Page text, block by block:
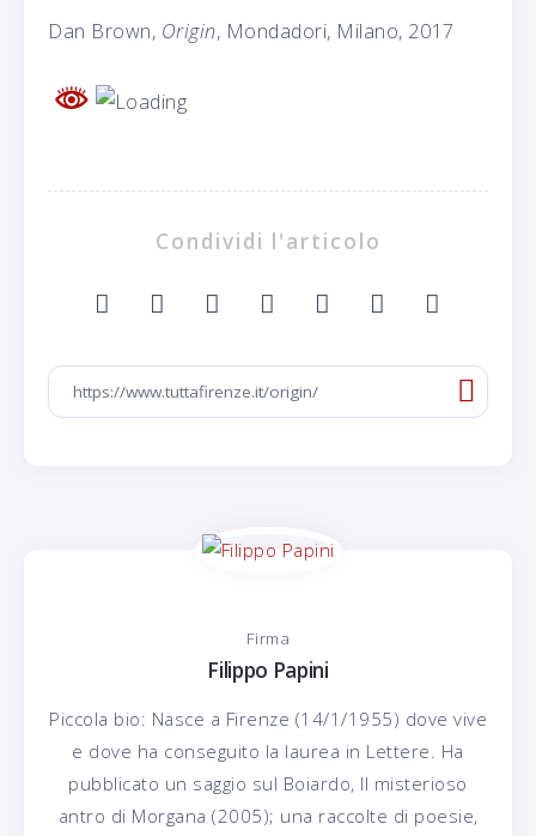
Dan Brown, Origin, Mondadori, Milano, 2017
Condividi l'articolo
Firma
Filippo Papini
Piccola bio: Nasce a Firenze (14/1/1955) dove vive
e dove ha conseguito la laurea in Lettere. Ha
pubblicato un saggio sul Boiardo, Il misterioso
antro di Morgana (2005); una raccolte di poesie,